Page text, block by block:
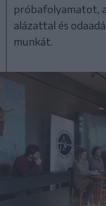
próbafolyamatot,
alázattal és
munkát.